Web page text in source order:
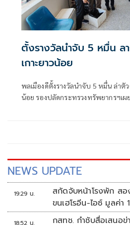
ตั้งรางวัลนำจับ 5 หมื่น
เกาะยาวน้อย
พลเมืองดีตั้งรางวัลนำจับ 5 หมื่น ล่าตั
น้อย รองปลัดกระทรวงทรัพยากรฯเ
NEWS UPDATE
19:29 น.
สกัดจับหน้าโรงพัก สอ
ขนเฮโรอีน-ไอซ์ มูลค่า
18:52 น.
กสทช. กำชับสื่อเสนอข่